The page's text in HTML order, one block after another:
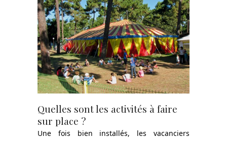
Quelles sont les activités à faire
sur place ?
Une fois bien installés, les vacanciers